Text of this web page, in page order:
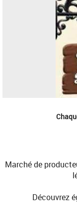
Marché de
Découvrez